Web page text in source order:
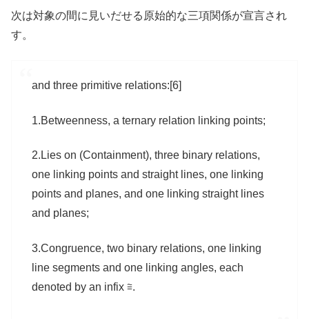
次は対象の間に見いだせる原始的な三項関係が宣言され
す。
and three primitive relations:[6]
1.Betweenness, a ternary relation linking points;
2.Lies on (Containment), three binary relations,
one linking points and straight lines, one linking
points and planes, and one linking straight lines
and planes;
3.Congruence, two binary relations, one linking
line segments and one linking angles, each
denoted by an infix ≅.